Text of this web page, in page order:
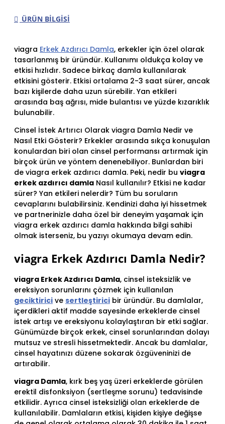
ÜRÜN BILGISI
viagra Erkek Azdırıcı Damla, erkekler için özel olarak
tasarlanmış bir üründür. Kullanımı oldukça kolay ve
etkisi hızlıdır. Sadece birkaç damla kullanılarak
etkisini gösterir. Etkisi ortalama 2-3 saat sürer, ancak
bazı kişilerde daha uzun sürebilir. Yan etkileri
arasında baş ağrısı, mide bulantısı ve yüzde kızarıklık
bulunabilir.
Cinsel İstek Artırıcı Olarak viagra Damla Nedir ve
Nasıl Etki Gösterir? Erkekler arasında sıkça konuşulan
konulardan biri olan cinsel performansı artırmak için
birçok ürün ve yöntem denenebiliyor. Bunlardan biri
de viagra erkek azdırıcı damla. Peki, nedir bu viagra
erkek azdırıcı damla Nasıl kullanılır? Etkisi ne kadar
sürer? Yan etkileri nelerdir? Tüm bu soruların
cevaplarını bulabilirsiniz. Kendinizi daha iyi hissetmek
ve partnerinizle daha özel bir deneyim yaşamak için
viagra erkek azdırıcı damla hakkında bilgi sahibi
olmak isterseniz, bu yazıyı okumaya devam edin.
viagra Erkek Azdırıcı Damla Nedir?
viagra Erkek Azdırıcı Damla, cinsel isteksizlik ve
ereksiyon sorunlarını çözmek için kullanılan
geciktirici ve sertleştirici bir üründür. Bu damlalar,
içerdikleri aktif madde sayesinde erkeklerde cinsel
istek artışı ve ereksiyonu kolaylaştıran bir etki sağlar.
Günümüzde birçok erkek, cinsel sorunlarından dolayı
mutsuz ve stresli hissetmektedir. Ancak bu damlalar,
cinsel hayatınızı düzene sokarak özgüveninizi de
artırabilir.
viagra Damla, kırk beş yaş üzeri erkeklerde görülen
erektil disfonksiyon (sertleşme sorunu) tedavisinde
etkilidir. Ayrıca cinsel isteksizliği olan erkeklerde de
kullanılabilir. Damlaların etkisi, kişiden kişiye değişse